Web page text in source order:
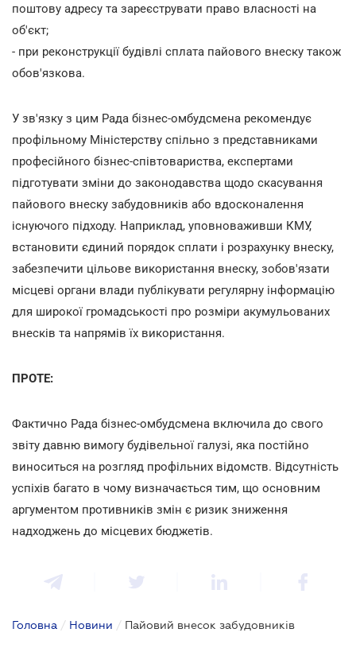
поштову адресу та зареєструвати право власності на
об'єкт;
- при реконструкції будівлі сплата пайового внеску також
обов'язкова.
У зв'язку з цим Рада бізнес-омбудсмена рекомендує
профільному Міністерству спільно з представниками
професійного бізнес-співтовариства, експертами
підготувати зміни до законодавства щодо скасування
пайового внеску забудовників або вдосконалення
існуючого підходу. Наприклад, уповноваживши КМУ,
встановити єдиний порядок сплати і розрахунку внеску,
забезпечити цільове використання внеску, зобов'язати
місцеві органи влади публікувати регулярну інформацію
для широкої громадськості про розміри акумульованих
внесків та напрямів їх використання.
ПРОТЕ:
Фактично Рада бізнес-омбудсмена включила до свого
звіту давню вимогу будівельної галузі, яка постійно
виноситься на розгляд профільних відомств. Відсутність
успіхів багато в чому визначається тим, що основним
аргументом противників змін є ризик зниження
надходжень до місцевих бюджетів.
Головна / Новини / Пайовий внесок забудовників